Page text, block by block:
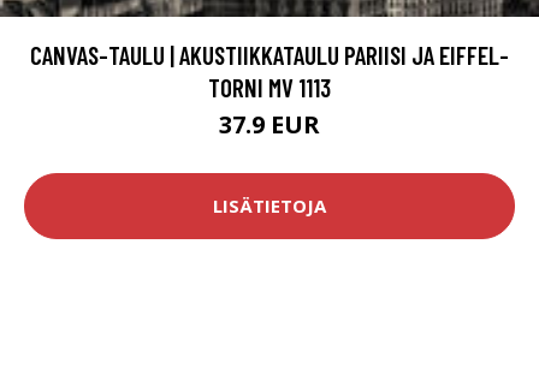
CANVAS-TAULU | AKUSTIIKKATAULU PARIISI JA EIFFEL-
TORNI MV 1113
37.9 EUR
LISÄTIETOJA